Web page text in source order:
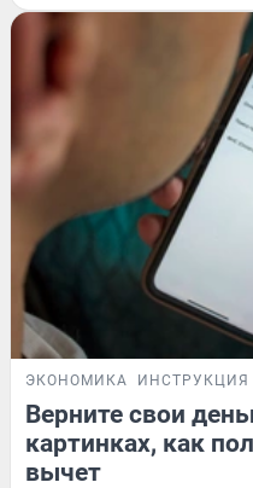
ЭКОНОМИКА ИНСТРУКЦИЯ
Верните свои
картинках, как
вычет